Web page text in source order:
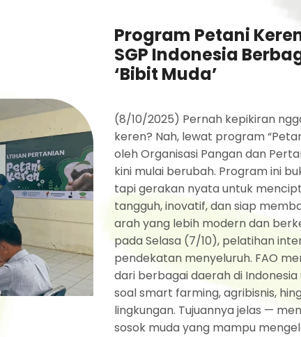
Program Petani
SGP Indonesia
‘Bibit Muda’
(8/10/2025) Pernah kepikiran
keren? Nah, lewat program
oleh Organisasi Pangan dan
kini mulai berubah. Program ini
tapi gerakan nyata untuk
tangguh, inovatif, dan siap
arah yang lebih modern dan
pada Selasa (7/10), pelatihan
pendekatan menyeluruh. FAO
dari berbagai daerah di
soal smart farming, agribisnis,
lingkungan. Tujuannya jelas —
sosok muda yang mampu